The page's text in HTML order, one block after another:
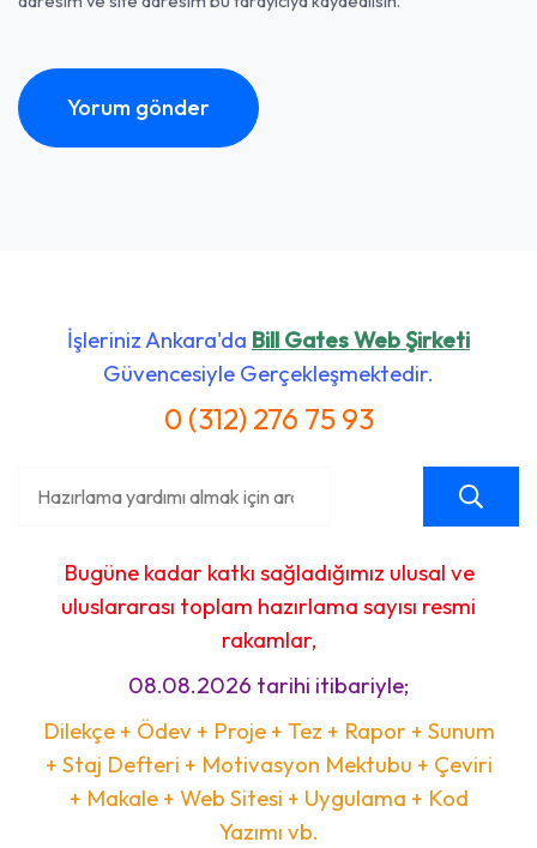
İşleriniz Ankara'da Bill Gates Web Şirketi
Güvencesiyle Gerçekleşmektedir.
0 (312) 276 75 93
Bugüne kadar katkı sağladığımız ulusal ve
uluslararası toplam hazırlama sayısı resmi
rakamlar,
08.08.2026 tarihi itibariyle;
Dilekçe + Ödev + Proje + Tez + Rapor + Sunum
+ Staj Defteri + Motivasyon Mektubu + Çeviri
+ Makale + Web Sitesi + Uygulama + Kod
Yazımı vb.